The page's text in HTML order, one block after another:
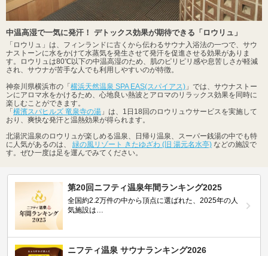
中温高湿で一気に発汗！ デトックス効果が期待できる「ロウリュ」
「ロウリュ」は、フィンランドに古くから伝わるサウナ入浴法の一つで、サウ
ナストーンに水をかけて水蒸気を発生させて発汗を促進させる効果がありま
す。ロウリュは80℃以下の中温高湿のため、肌のピリピリ感や息苦しさが軽減
され、サウナが苦手な人でも利用しやすいのが特徴。
神奈川県横浜市の「横浜天然温泉 SPA EAS(スパイアス) 」では、サウナストー
ンにアロマ水をかけるため、心地良い熱波とアロマのリラックス効果を同時に
楽しむことができます。
「横濱スパヒルズ 竜泉寺の湯 」は、1日18回のロウリュウサービスを実施して
おり、爽快な発汗と温熱効果が得られます。
北湯沢温泉のロウリュが楽しめる温泉、日帰り温泉、スーパー銭湯の中でも特
に人気があるのは、 緑の風リゾート きたゆざわ (旧 湯元名水亭) などの施設で
す。ぜひ一度は足を運んでみてください。
第20回ニフティ温泉年間ランキング2025
全国約2.2万件の中から頂点に選ばれた、2025年の人
気施設は…
ニフティ温泉 サウナランキング2026